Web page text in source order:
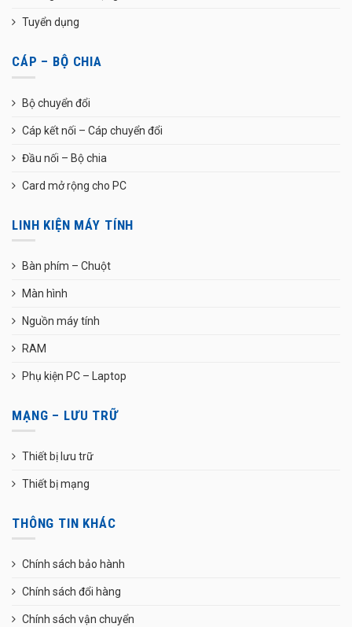
Tuyển dụng
CÁP – BỘ CHIA
Bộ chuyển đổi
Cáp kết nối – Cáp chuyển đổi
Đầu nối – Bộ chia
Card mở rộng cho PC
LINH KIỆN MÁY TÍNH
Bàn phím – Chuột
Màn hình
Nguồn máy tính
RAM
Phụ kiện PC – Laptop
MẠNG – LƯU TRỮ
Thiết bị lưu trữ
Thiết bị mạng
THÔNG TIN KHÁC
Chính sách bảo hành
Chính sách đổi hàng
Chính sách vận chuyển